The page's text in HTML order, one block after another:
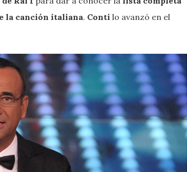
la canción italiana. Conti lo avanzó en el